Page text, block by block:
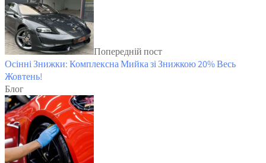
Попередній пост
Осінні Знижки: Комплексна Мийка зі Знижкою 20% Весь
Жовтень!
Блог